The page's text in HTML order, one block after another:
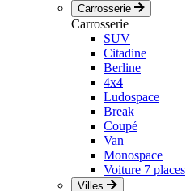
Carrosserie
Carrosserie
SUV
Citadine
Berline
4x4
Ludospace
Break
Coupé
Van
Monospace
Voiture 7 places
Villes